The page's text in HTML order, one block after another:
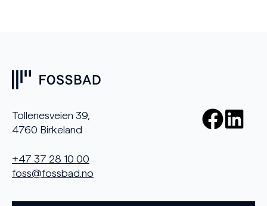
Tollenesveien 39,
4760 Birkeland
+47 37 28 10 00
foss@fossbad.no